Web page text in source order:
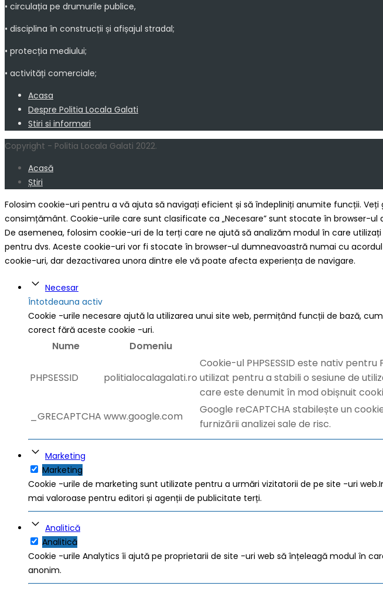
• circulația pe drumurile publice,
• disciplina în construcții și afișajul stradal;
• protecția mediului;
• activități comerciale;
Acasa
Despre Politia Locala Galati
Stiri si informari
Copyright - Politia Locala Galati 2022.
Acasă
Știri
Folosim cookie-uri pentru a vă ajuta să navigați eficient și să îndepliniți anumite funcții.
consimțământ. Cookie-urile care sunt clasificate ca „Necesare” sunt stocate în browser-
De asemenea, folosim cookie-uri de la terți care ne ajută să analizăm modul în care
pentru dvs. Aceste cookie-uri vor fi stocate în browser-ul dumneavoastră numai cu
cookie-uri, dar dezactivarea unora dintre ele vă poate afecta experiența de navigare.
Necesar
Întotdeauna activ
Cookie -urile necesare ajută la utilizarea unui site web, permițând funcții de bază,
corect fără aceste cookie -uri.
Nume Domeniu
PHPSESSID politialocalagalati.ro
Cookie-ul PHPSESSID este nativ
utilizat pentru a stabili o sesiune de
care este denumit în mod obișnuit
_GRECAPTCHA www.google.com
Google reCAPTCHA stabilește un
furnizării analizei sale de risc.
Marketing
Marketing
Cookie -urile de marketing sunt utilizate pentru a urmări vizitatorii de pe site -uri
mai valoroase pentru editori și agenții de publicitate terți.
Analitică
Analitică
Cookie -urile Analytics îi ajută pe proprietarii de site -uri web să înțeleagă modul în
anonim.